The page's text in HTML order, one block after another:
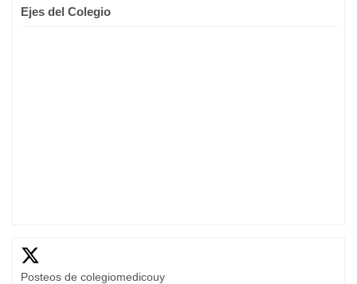
Ejes del Colegio
Posteos de colegiomedicouy